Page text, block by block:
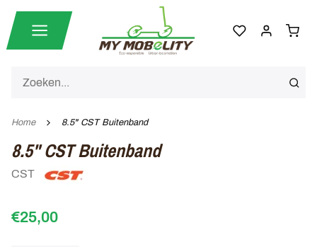
Home 8.5" CST Buitenband
8.5" CST Buitenband
CST
€25,00